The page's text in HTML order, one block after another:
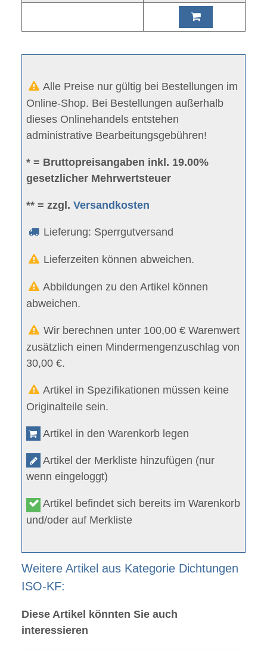
Alle Preise nur gültig bei Bestellungen im
Online-Shop. Bei Bestellungen außerhalb
dieses Onlinehandels entstehen
administrative Bearbeitungsgebühren!
* = Bruttopreisangaben inkl. 19.00%
gesetzlicher Mehrwertsteuer
** = zzgl.Versandkosten
Lieferung: Sperrgutversand
Lieferzeiten können abweichen.
Abbildungen zu den Artikel können
abweichen.
Wir berechnen unter 100,00 € Warenwert
zusätzlich einen Mindermengenzuschlag von
30,00 €.
Artikel in Spezifikationen müssen keine
Originalteile sein.
Artikel in den Warenkorb legen
Artikel der Merkliste hinzufügen (nur
wenn eingeloggt)
Artikel befindet sich bereits im Warenkorb
und/oder auf Merkliste
Weitere Artikel aus Kategorie Dichtungen
ISO-KF:
Diese Artikel könnten Sie auch
interessieren